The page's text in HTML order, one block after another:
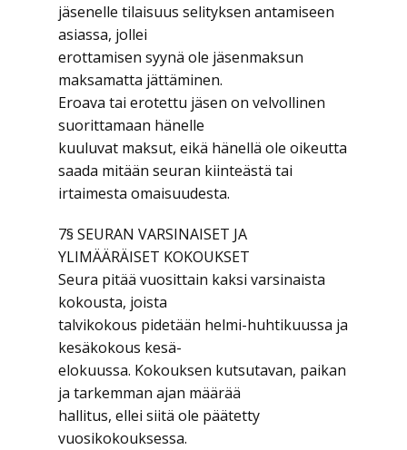
jäsenelle tilaisuus selityksen antamiseen
asiassa, jollei
erottamisen syynä ole jäsenmaksun
maksamatta jättäminen.
Eroava tai erotettu jäsen on velvollinen
suorittamaan hänelle
kuuluvat maksut, eikä hänellä ole oikeutta
saada mitään seuran kiinteästä tai
irtaimesta omaisuudesta.
7§ SEURAN VARSINAISET JA
YLIMÄÄRÄISET KOKOUKSET
Seura pitää vuosittain kaksi varsinaista
kokousta, joista
talvikokous pidetään helmi-huhtikuussa ja
kesäkokous kesä-
elokuussa. Kokouksen kutsutavan, paikan
ja tarkemman ajan määrää
hallitus, ellei siitä ole päätetty
vuosikokouksessa.